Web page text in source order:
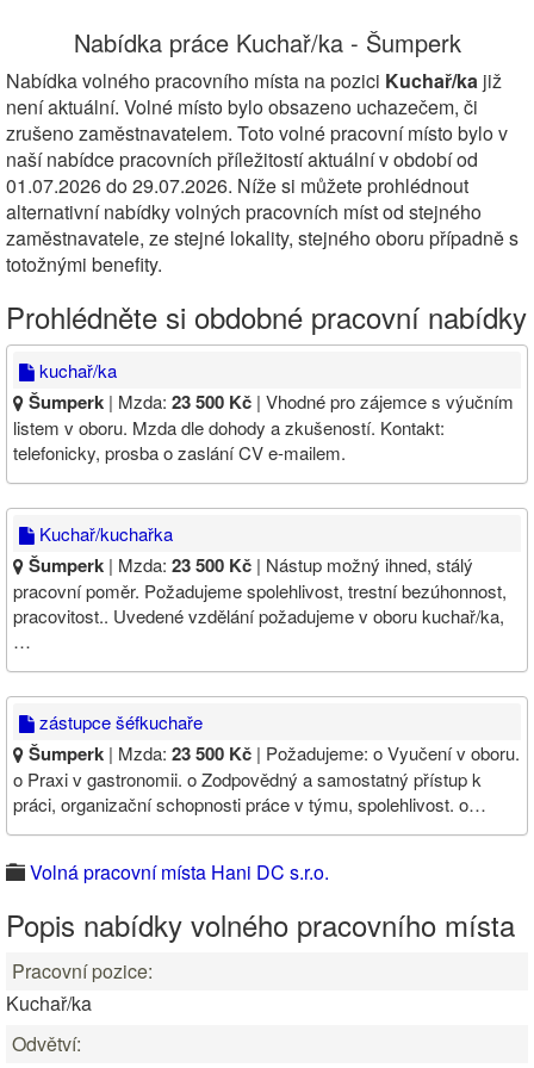
Nabídka práce Kuchař/ka - Šumperk
Nabídka volného pracovního místa na pozici Kuchař/ka již
není aktuální. Volné místo bylo obsazeno uchazečem, či
zrušeno zaměstnavatelem. Toto volné pracovní místo bylo v
naší nabídce pracovních příležitostí aktuální v období od
01.07.2026 do 29.07.2026. Níže si můžete prohlédnout
alternativní nabídky volných pracovních míst od stejného
zaměstnavatele, ze stejné lokality, stejného oboru případně s
totožnými benefity.
Prohlédněte si obdobné pracovní nabídky
kuchař/ka
Šumperk | Mzda: 23 500 Kč | Vhodné pro zájemce s výučním
listem v oboru. Mzda dle dohody a zkušeností. Kontakt:
telefonicky, prosba o zaslání CV e-mailem.
Kuchař/kuchařka
Šumperk | Mzda: 23 500 Kč | Nástup možný ihned, stálý
pracovní poměr. Požadujeme spolehlivost, trestní bezúhonnost,
pracovitost.. Uvedené vzdělání požadujeme v oboru kuchař/ka,
…
zástupce šéfkuchaře
Šumperk | Mzda: 23 500 Kč | Požadujeme: o Vyučení v oboru.
o Praxi v gastronomii. o Zodpovědný a samostatný přístup k
práci, organizační schopnosti práce v týmu, spolehlivost. o…
Volná pracovní místa Hani DC s.r.o.
Popis nabídky volného pracovního místa
Pracovní pozice:
Kuchař/ka
Odvětví: